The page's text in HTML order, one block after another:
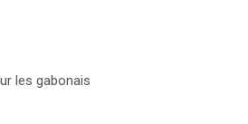
les gabonais